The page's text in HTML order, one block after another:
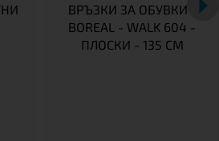
ВРЪЗКИ ЗА ОБУВКИ -
BOREAL - WALK 604 -
ПЛОСКИ - 135 СМ